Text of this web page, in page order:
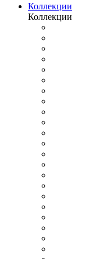
Коллекции
Коллекции